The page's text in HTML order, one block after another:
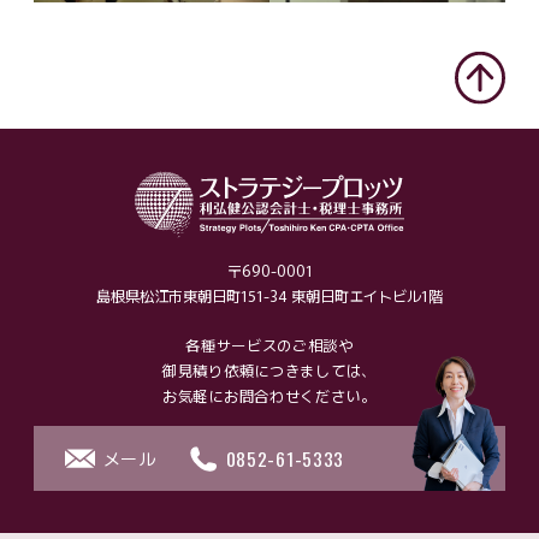
〒690-0001
島根県松江市東朝日町151-34 東朝日町エイトビル1階
各種サービスのご相談や
御見積り依頼につきましては、
お気軽にお問合わせください。
メール 0852-61-5333